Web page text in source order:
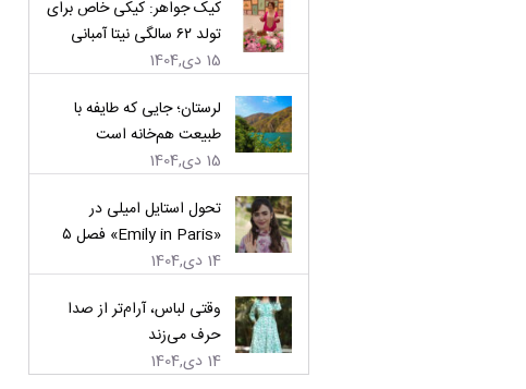
کیک جواهر: کیکی خاص برای
تولد ۶۲ سالگی نیتا آمبانی
15 دی,1404
لرستان؛ جایی که طایفه با
طبیعت هم‌خانه است
15 دی,1404
تحول استایل امیلی در
«Emily in Paris» فصل ۵
14 دی,1404
وقتی لباس، آرام‌تر از صدا
حرف می‌زند
14 دی,1404